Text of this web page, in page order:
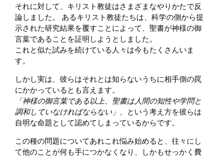
それに対して、キリスト教徒はさまざまなやりかたで反
論しました。 あるキリスト教徒たちは、科学の側から提
示された研究結果を覆すことによって、聖書が神様の御
言葉であることを証明しようとしました。
これと似た試みを続けている人々は今もたくさんいま
す。
しかし実は、彼らはそれとは知らないうちに相手側の罠
にかかっているとも言えます。
「神様の御言葉である以上、聖書は人間の知性や学問と
調和していなければならない」
、という考え方を彼らは
自明な命題として認めてしまっているからです。
この種の問題についてあれこれ悩み始めると、往々にし
て他のことが何も手につかなくなり、しかもせっかく費